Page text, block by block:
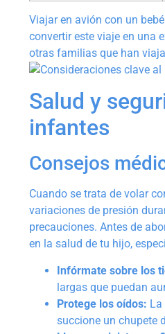
Viajar en avión con un
convertir este viaje en una
otras familias que han
Salud y
infantes
Consejos
Cuando se trata de volar
variaciones de presión
precauciones. Antes de
en la salud de tu hijo,
Infórmate sobre los
largas que puedan
Protege los oídos: La
succione un chupete